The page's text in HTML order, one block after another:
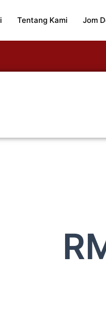
Tentang Kami Jom